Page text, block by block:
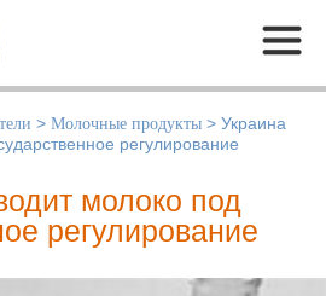
Меню
> Молочные продукты > Украина
регулирование
молоко под
регулирование